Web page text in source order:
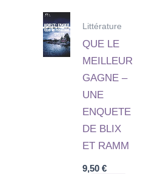
Littérature
QUE LE
MEILLEUR
GAGNE –
UNE
ENQUETE
DE BLIX
ET RAMM
9,50€